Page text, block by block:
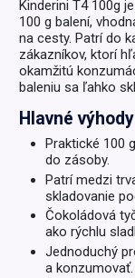
Kinderini T4 100g
100 g balení,
na cesty. Patrí do
zákazníkov, ktorí
okamžitú
baleniu sa ľahko
Hlavné
Praktické 100
do zásoby.
Patrí medzi
skladovanie
Čokoládová
ako rýchlu
Jednoduchý
a konzumovať.